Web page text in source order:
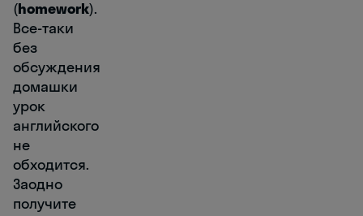
(homework).
Все-таки
без
обсуждения
домашки
урок
английского
не
обходится.
Заодно
получите